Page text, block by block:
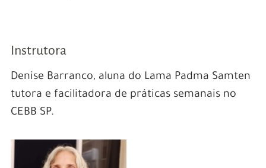
Instrutora
Denise Barranco, aluna do Lama Padma Samten
tutora e facilitadora de práticas semanais no
CEBB SP.